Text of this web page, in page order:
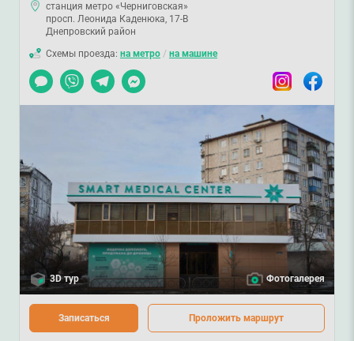
станция метро «Черниговская»
просп. Леонида Каденюка, 17-В
Днепровский район
Схемы проезда: на метро / на машине
Чат
Viber TelegramMessenger InstagramFacebook
3D тур Фотогалерея
Записаться Проложить маршрут